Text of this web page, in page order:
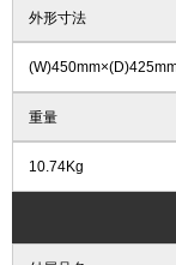
外形寸法
重量
10.74Kg